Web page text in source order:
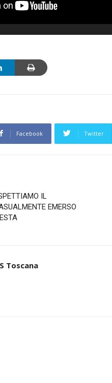
Facebook Twitter
IL
EMERSO
Toscana